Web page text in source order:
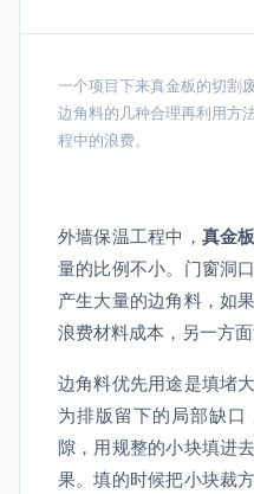
一个项目下来真金板的切割
边角料的几种合理再利用方
程中的浪费。
外墙保温工程中， 真金板
量的比例不小。门窗洞
产生大量的边角料，如
浪费材料成本，另一方
边角料优先用途是填堵
为排版留下的局部缺
隙，用规整的小块填进
果。填的时候把小块裁